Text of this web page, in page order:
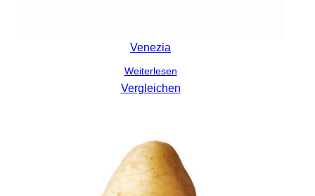
Venezia
Weiterlesen
Vergleichen